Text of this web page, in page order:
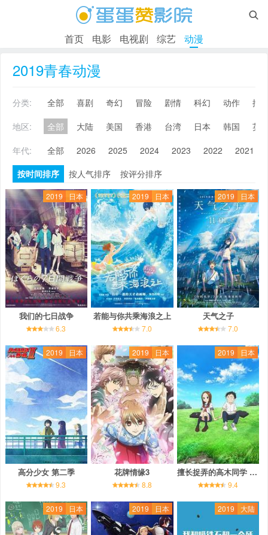

首页 电影 电视剧 综艺 动漫
2019青春动漫
分类: 全部 喜剧 奇幻 冒险 剧情 科幻 动作
搞
地区:
全部 大陆 美国 香港 台湾 日本 韩国
英
年代:
全部 2026 2025 2024 2023 2022 2021
按时间排序
按人气排序 按评分排序
2019 日本
我们的七日战争
6.3
2019 日本
若能与你共乘海浪之上
7.0
2019 日本
天气之子
7.0
2019 日本
高分少女 第二季
9.3
2019 日本
花牌情缘3
8.8
2019 日本
擅长捉弄的高木同学 第二季
9.4
2019 日本 2019 日本 2019 大陆